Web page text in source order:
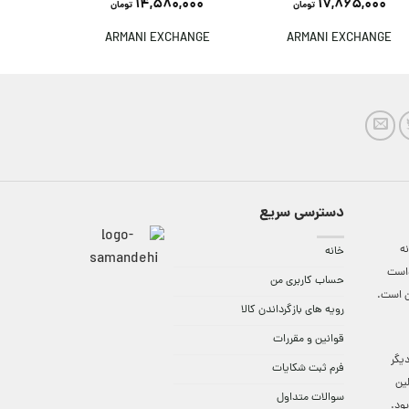
17,865,000 تومان
ARMANI EXCHANGE
14,580,000 تومان
ARMANI EXCHANGE
است.
الی 18 و در دیگر
دسترسی سریع
خانه
حساب کاربری من
رویه های بازگرداندن کالا
قوانین و مقررات
فرم ثبت شکایات
سوالات متداول